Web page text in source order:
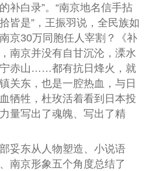
补白录”。“南京地名信手拈
皆是”，王振羽说，全民族如
京30万同胞任人宰割？《补
南京并没有自甘沉沦，溧水
赤山……都有抗日烽火，就
关东，也是一腔热血，与日
牺牲，杜玫活着看到日本投
量写出了魂魄、写出了精
妥东从人物塑造、小说语
南京形象五个角度总结了